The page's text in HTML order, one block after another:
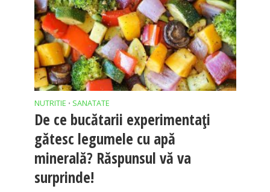
NUTRITIE • SANATATE
De ce bucătarii experimentați
gătesc legumele cu apă
minerală? Răspunsul vă va
surprinde!